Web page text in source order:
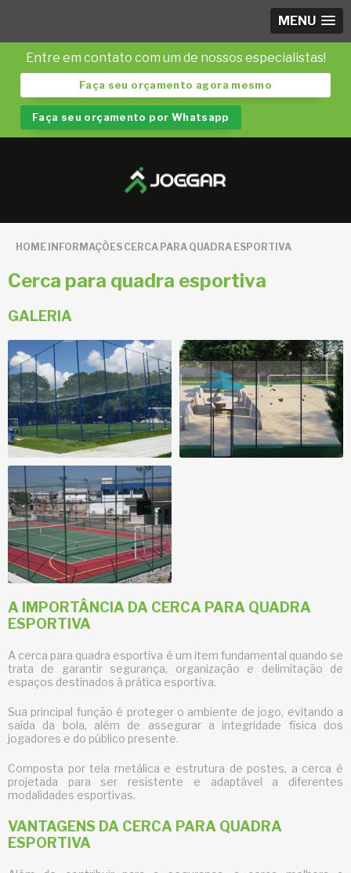
MENU
Entre em contato com um de nossos especialistas!
Faça seu orçamento agora mesmo
Faça seu orçamento por Whatsapp
HOME INFORMAÇÕES CERCA PARA QUADRA ESPORTIVA
Cerca para quadra esportiva
GALERIA
A IMPORTÂNCIA DA CERCA PARA QUADRA
ESPORTIVA
A cerca para quadra esportiva é um item fundamental quando se
trata de garantir segurança, organização e delimitação de
espaços destinados à prática esportiva.
Sua principal função é proteger o ambiente de jogo, evitando a
saída da bola, além de assegurar a integridade física dos
jogadores e do público presente.
Composta por tela metálica e estrutura de postes, a cerca é
projetada para ser resistente e adaptável a diferentes
modalidades esportivas.
VANTAGENS DA CERCA PARA QUADRA
ESPORTIVA